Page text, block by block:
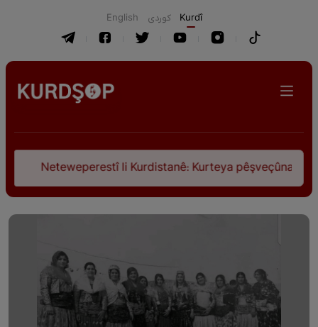
English كوردی Kurdî
Kurdistanê: Kurteya pêşveçûna dirokî û civakî-siyasî